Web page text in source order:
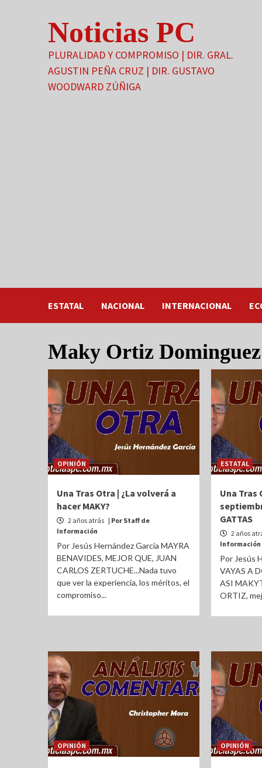
Noticias PC
PLURALIDAD Y COMPROMISO | DIR. GRAL.
AGUSTIN PEÑA CRUZ | DIR. GUSTAVO
WOODWARD ZÚÑIGA
ESTATAL NACIONAL INTERNACIONAL
Maky Ortiz Dominguez
OPINIÓN
Una Tras Otra | ¿La volverá a
hacer MAKY?
2 años atrás | Por Staff de
Información
Por Jesús Hernández García MAYRA
BENAVIDES, MEJOR QUE, JUAN
CARLOS ZERTUCHE...Nada tuvo
que ver la experiencia, los méritos, el
compromiso...
ESTATAL
Una Tras
GATTAS
2 años
Información
Por Jesús
VAYAS A
ASI
ORTIZ,
OPINIÓN OPINIÓN